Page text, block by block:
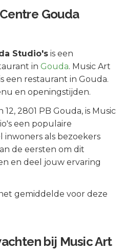
Gouda
Studio's is een
in Gouda. Music Art
een restaurant in Gouda.
en openingstijden.
12, 2801 PB Gouda, is Music
een populaire
als bezoekers
de eersten om dit
en deel jouw ervaring
gemiddelde voor deze
bij Music Art